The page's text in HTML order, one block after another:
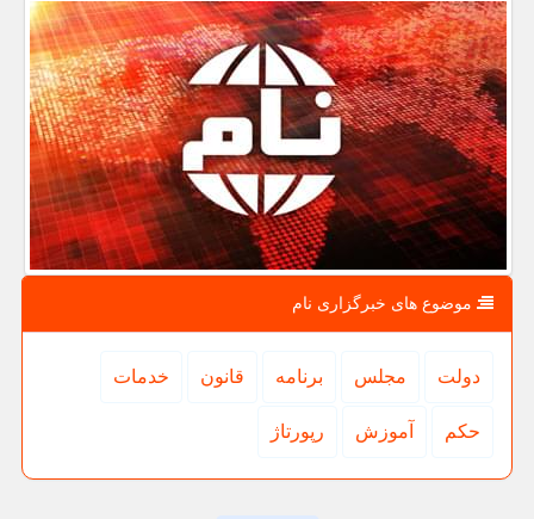
موضوع های خبرگزاری نام
دولت مجلس برنامه قانون خدمات
حكم آموزش رپورتاژ